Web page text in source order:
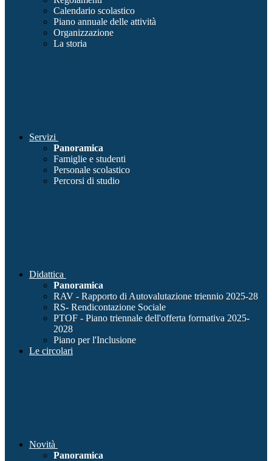
Calendario scolastico
Piano annuale delle attività
Organizzazione
La storia
Servizi
Panoramica
Famiglie e studenti
Personale scolastico
Percorsi di studio
Didattica
Panoramica
RAV - Rapporto di Autovalutazione triennio 2025-28
RS- Rendicontazione Sociale
PTOF - Piano triennale dell'offerta formativa 2025-
2028
Piano per l'Inclusione
Le circolari
Novità
Panoramica